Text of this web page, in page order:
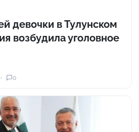
девочки в Тулунском
возбудила уголовное
0